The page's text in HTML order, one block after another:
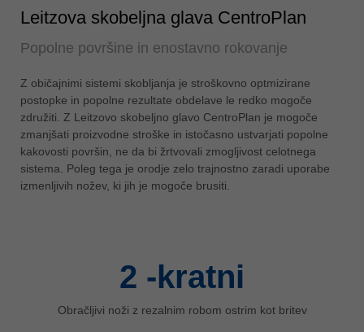
türkçe
USA
english
Việt Nam
tiếng việt
中国
Україна
Leitzova skobeljna glava CentroPlan
Popolne površine in enostavno rokovanje
Z običajnimi sistemi skobljanja je stroškovno optmizirane
postopke in popolne rezultate obdelave le redko mogoče
združiti. Z Leitzovo skobeljno glavo CentroPlan je mogoče
zmanjšati proizvodne stroške in istočasno ustvarjati popolne
kakovosti površin, ne da bi žrtvovali zmogljivost celotnega
sistema. Poleg tega je orodje zelo trajnostno zaradi uporabe
izmenljivih nožev, ki jih je mogoče brusiti.
2 -kratni
Obračljivi noži z rezalnim robom ostrim kot britev